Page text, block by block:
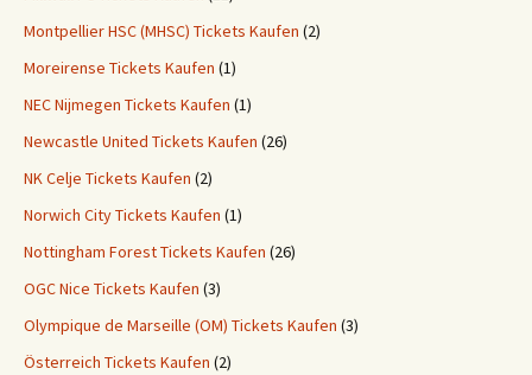
Montpellier HSC (MHSC) Tickets Kaufen (2)
Moreirense Tickets Kaufen (1)
NEC Nijmegen Tickets Kaufen (1)
Newcastle United Tickets Kaufen (26)
NK Celje Tickets Kaufen (2)
Norwich City Tickets Kaufen (1)
Nottingham Forest Tickets Kaufen (26)
OGC Nice Tickets Kaufen (3)
Olympique de Marseille (OM) Tickets Kaufen (3)
Österreich Tickets Kaufen (2)